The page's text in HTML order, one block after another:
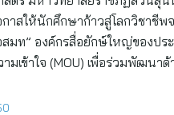
กาสให้นักศึกษาก้าวสู่โลกวิชาชีพ
มท” องค์กรสื่อยักษ์ใหญ่ของประ
มเข้าใจ (MOU) เพื่อร่วมพัฒนาด้